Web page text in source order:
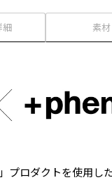
細 素材
プロダクトを使用し